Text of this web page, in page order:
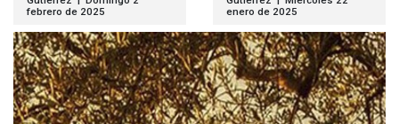
febrero de 2025
enero de 2025